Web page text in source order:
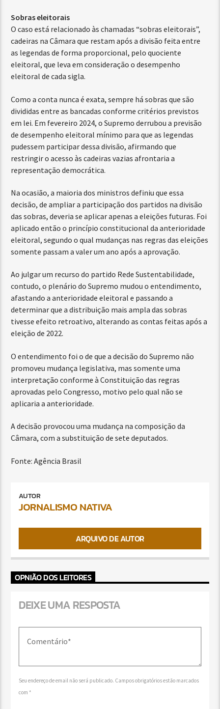
Sobras eleitorais
O caso está relacionado às chamadas “sobras eleitorais”,
cadeiras na Câmara que restam após a divisão feita entre
as legendas de forma proporcional, pelo quociente
eleitoral, que leva em consideração o desempenho
eleitoral de cada sigla.
Como a conta nunca é exata, sempre há sobras que são
divididas entre as bancadas conforme critérios previstos
em lei. Em fevereiro 2024, o Supremo derrubou a previsão
de desempenho eleitoral mínimo para que as legendas
pudessem participar dessa divisão, afirmando que
restringir o acesso às cadeiras vazias afrontaria a
representação democrática.
Na ocasião, a maioria dos ministros definiu que essa
decisão, de ampliar a participação dos partidos na divisão
das sobras, deveria se aplicar apenas a eleições futuras. Foi
aplicado então o princípio constitucional da anterioridade
eleitoral, segundo o qual mudanças nas regras das eleições
somente passam a valer um ano após a aprovação.
Ao julgar um recurso do partido Rede Sustentabilidade,
contudo, o plenário do Supremo mudou o entendimento,
afastando a anterioridade eleitoral e passando a
determinar que a distribuição mais ampla das sobras
tivesse efeito retroativo, alterando as contas feitas após a
eleição de 2022.
O entendimento foi o de que a decisão do Supremo não
promoveu mudança legislativa, mas somente uma
interpretação conforme à Constituição das regras
aprovadas pelo Congresso, motivo pelo qual não se
aplicaria a anterioridade.
A decisão provocou uma mudança na composição da
Câmara, com a substituição de sete deputados.
Fonte: Agência Brasil
AUTOR
JORNALISMO NATIVA
ARQUIVO DE AUTOR
OPNIÃO DOS LEITORES
DEIXE UMA RESPOSTA
Seu endereço de email não será publicado. Campos obrigatórios estão marcados
com *